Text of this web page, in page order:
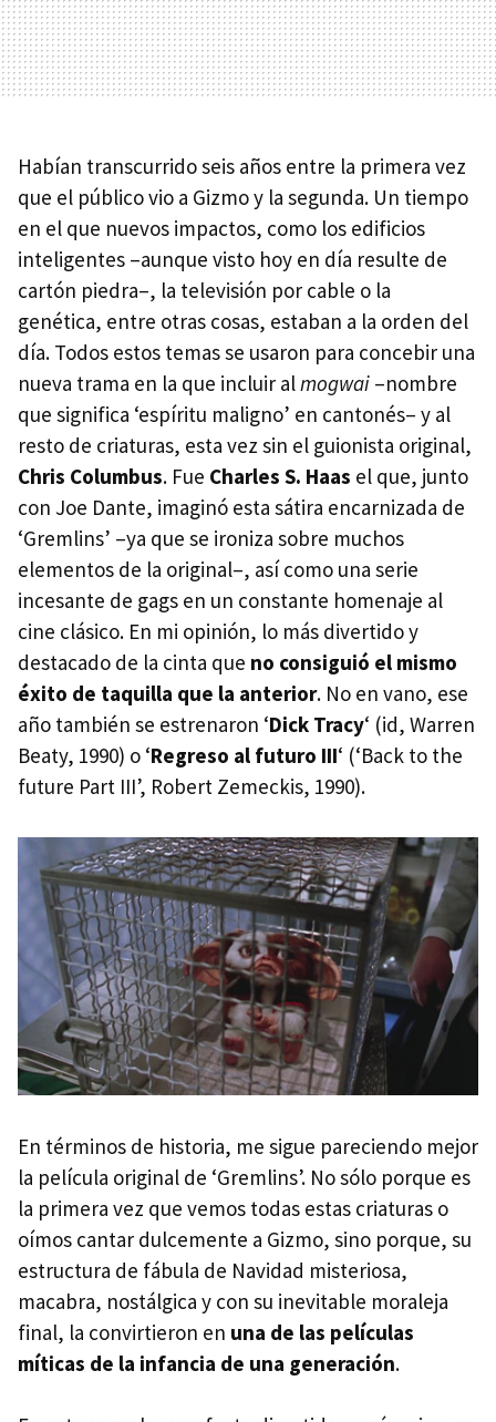
Habían transcurrido seis años entre la primera vez
que el público vio a Gizmo y la segunda. Un tiempo
en el que nuevos impactos, como los edificios
inteligentes –aunque visto hoy en día resulte de
cartón piedra–, la televisión por cable o la
genética, entre otras cosas, estaban a la orden del
día. Todos estos temas se usaron para concebir una
nueva trama en la que incluir almogwai –nombre
que significa ‘espíritu maligno’ en cantonés– y al
resto de criaturas, esta vez sin el guionista original,
Chris Columbus. Fue Charles S. Haas el que, junto
con Joe Dante, imaginó esta sátira encarnizada de
‘Gremlins’ –ya que se ironiza sobre muchos
elementos de la original–, así como una serie
incesante de gags en un constante homenaje al
cine clásico. En mi opinión, lo más divertido y
destacado de la cinta que no consiguió el mismo
éxito de taquilla que la anterior. No en vano, ese
año también se estrenaron ‘Dick Tracy‘ (id, Warren
Beaty, 1990) o ‘Regreso al futuro III‘ (‘Back to the
future Part III’, Robert Zemeckis, 1990).
En términos de historia, me sigue pareciendo mejor
la película original de ‘Gremlins’. No sólo porque es
la primera vez que vemos todas estas criaturas o
oímos cantar dulcemente a Gizmo, sino porque, su
estructura de fábula de Navidad misteriosa,
macabra, nostálgica y con su inevitable moraleja
final, la convirtieron en una de las películas
míticas de la infancia de una generación.